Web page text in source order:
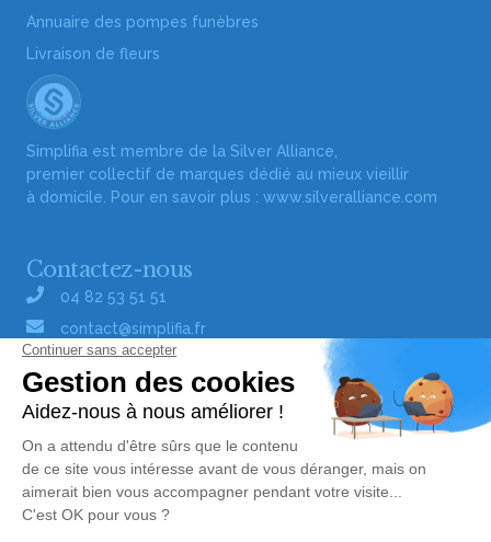
Annuaire des pompes funèbres
Livraison de fleurs
Simplifia est membre de la Silver Alliance,
premier collectif de marques dédié au mieux vieillir
à domicile. Pour en savoir plus : www.silveralliance.com
Contactez-nous
04 82 53 51 51
contact@simplifia.fr
Réseaux sociaux
Liens utiles
Publier un avis de décès